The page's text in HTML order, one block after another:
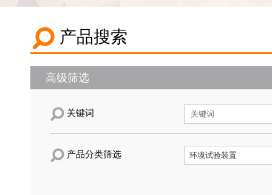
产品搜索
高级筛选
关键词
产品分类筛选